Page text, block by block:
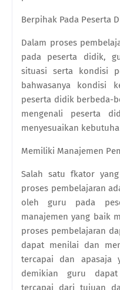
Berpihak Pada Peserta
Dalam proses
pada peserta didik,
situasi serta kondisi
bahwasanya kondisi
peserta didik berbeda-
mengenali peserta
menyesuaikan
Memiliki Manajemen
Salah satu fkator
proses pembelajaran
oleh guru pada
manajemen yang baik
proses pembelajaran
dapat menilai dan
tercapai dan apasaja
demikian guru
tercapai dari tujuan